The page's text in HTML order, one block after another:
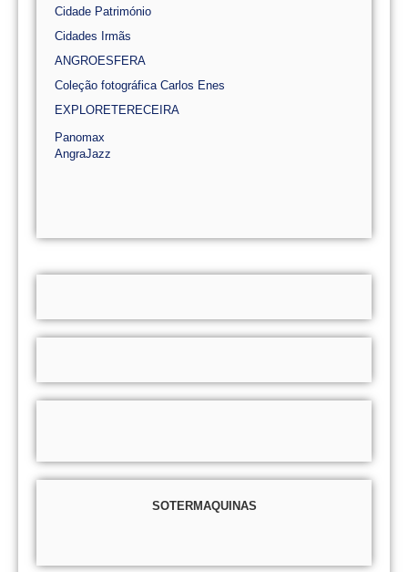
Cidade Património
Cidades Irmãs
ANGROESFERA
Coleção fotográfica Carlos Enes
EXPLORETERECEIRA
Panomax
AngraJazz
SOTERMAQUINAS